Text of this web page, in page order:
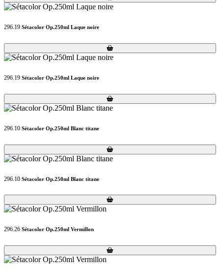
296.19 Sétacolor Op.250ml Laque noire
Loading...
Loading...
296.19 Sétacolor Op.250ml Laque noire
Loading...
Loading...
296.10 Sétacolor Op.250ml Blanc titane
Loading...
Loading...
296.10 Sétacolor Op.250ml Blanc titane
Loading...
Loading...
296.26 Sétacolor Op.250ml Vermillon
Loading...
Loading...